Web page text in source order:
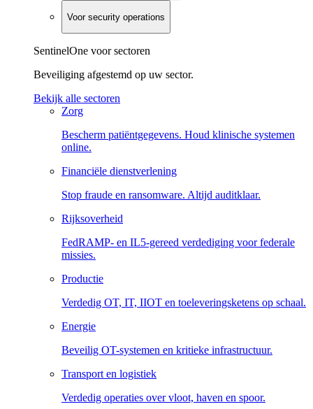
Voor security operations
SentinelOne voor sectoren
Beveiliging afgestemd op uw sector.
Bekijk alle sectoren
Zorg
Bescherm patiëntgegevens. Houd klinische systemen
online.
Financiële dienstverlening
Stop fraude en ransomware. Altijd auditklaar.
Rijksoverheid
FedRAMP- en IL5-gereed verdediging voor federale
missies.
Productie
Verdedig OT, IT, IIOT en toeleveringsketens op schaal.
Energie
Beveilig OT-systemen en kritieke infrastructuur.
Transport en logistiek
Verdedig operaties over vloot, haven en spoor.